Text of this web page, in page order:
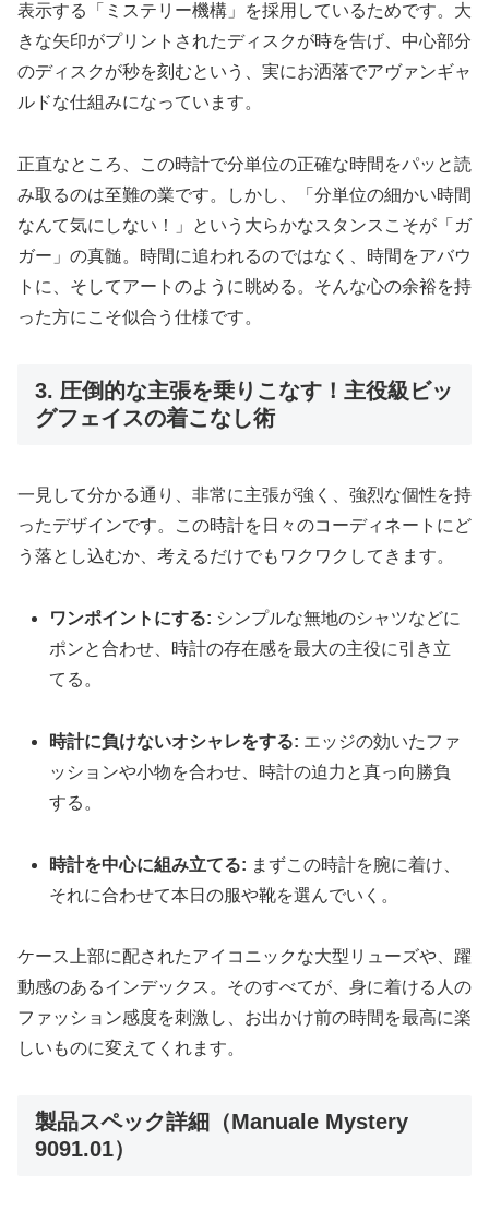
表示する「ミステリー機構」を採用しているためです。大
きな矢印がプリントされたディスクが時を告げ、中心部分
のディスクが秒を刻むという、実にお洒落でアヴァンギャ
ルドな仕組みになっています。
正直なところ、この時計で分単位の正確な時間をパッと読
み取るのは至難の業です。しかし、「分単位の細かい時間
なんて気にしない！」という大らかなスタンスこそが「ガ
ガー」の真髄。時間に追われるのではなく、時間をアバウ
トに、そしてアートのように眺める。そんな心の余裕を持
った方にこそ似合う仕様です。
3. 圧倒的な主張を乗りこなす！主役級ビッ
グフェイスの着こなし術
一見して分かる通り、非常に主張が強く、強烈な個性を持
ったデザインです。この時計を日々のコーディネートにど
う落とし込むか、考えるだけでもワクワクしてきます。
ワンポイントにする: シンプルな無地のシャツなどに
ポンと合わせ、時計の存在感を最大の主役に引き立
てる。
時計に負けないオシャレをする: エッジの効いたファ
ッションや小物を合わせ、時計の迫力と真っ向勝負
する。
時計を中心に組み立てる: まずこの時計を腕に着け、
それに合わせて本日の服や靴を選んでいく。
ケース上部に配されたアイコニックな大型リューズや、躍
動感のあるインデックス。そのすべてが、身に着ける人の
ファッション感度を刺激し、お出かけ前の時間を最高に楽
しいものに変えてくれます。
製品スペック詳細（Manuale Mystery
9091.01）